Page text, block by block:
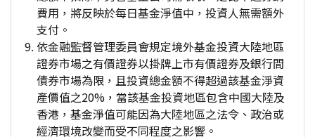
費用，將反映於每日基金淨值中，投資人無需額外
支付。
依金融監督管理委員會規定境外基金投資大陸地區
證券市場之有價證券以掛牌上市有價證券及銀行間
債券市場為限，且投資總金額不得超過該基金淨資
產價值之20%，當該基金投資地區包含中國大陸及
香港，基金淨值可能因為大陸地區之法令、政治或
經濟環境改變而受不同程度之影響。